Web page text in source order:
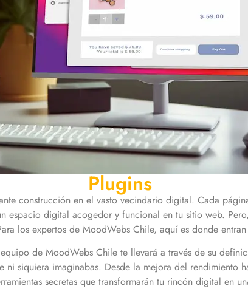
Plugins
construcción en el vasto vecindario digital. Cada
espacio digital acogedor y funcional en tu sitio web.
los expertos de MoodWebs Chile, aquí es donde
de MoodWebs Chile te llevará a través de su
ni siquiera imaginabas. Desde la mejora del rendimiento
secretas que transformarán tu rincón digital en